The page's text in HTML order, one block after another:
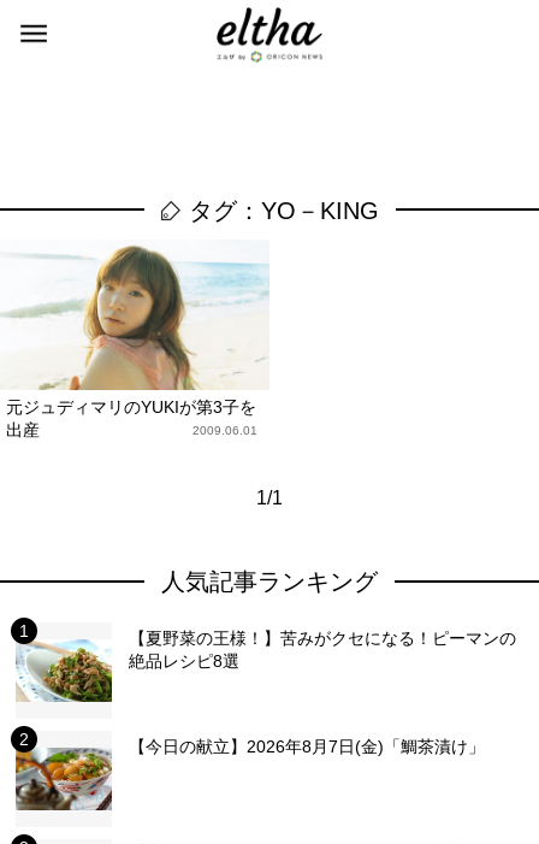
タグ：YO－KING
元ジュディマリのYUKIが第3子を
出産
2009.06.01
1/1
人気記事ランキング
【夏野菜の王様！】苦みがクセになる！ピーマンの
絶品レシピ8選
【今日の献立】2026年8月7日(金)「鯛茶漬け」